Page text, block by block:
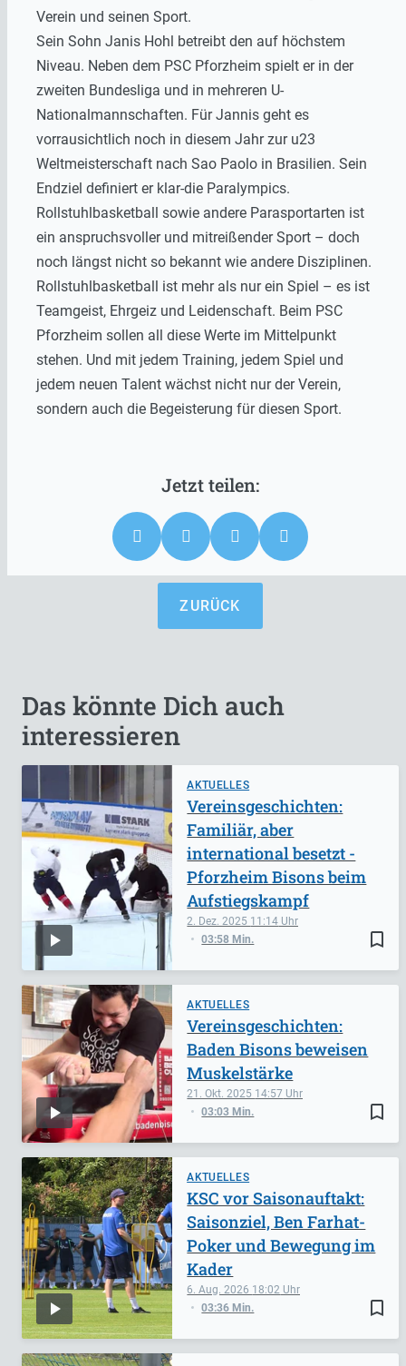
Verein und seinen Sport.
Sein Sohn Janis Hohl betreibt den auf höchstem
Niveau. Neben dem PSC Pforzheim spielt er in der
zweiten Bundesliga und in mehreren U-
Nationalmannschaften. Für Jannis geht es
vorrausichtlich noch in diesem Jahr zur u23
Weltmeisterschaft nach Sao Paolo in Brasilien. Sein
Endziel definiert er klar-die Paralympics.
Rollstuhlbasketball sowie andere Parasportarten ist
ein anspruchsvoller und mitreißender Sport – doch
noch längst nicht so bekannt wie andere Disziplinen.
Rollstuhlbasketball ist mehr als nur ein Spiel – es ist
Teamgeist, Ehrgeiz und Leidenschaft. Beim PSC
Pforzheim sollen all diese Werte im Mittelpunkt
stehen. Und mit jedem Training, jedem Spiel und
jedem neuen Talent wächst nicht nur der Verein,
sondern auch die Begeisterung für diesen Sport.
ZURÜCK
Das könnte Dich auch
interessieren
AKTUELLES
bookmark_border
2. Dez. 2025 11:14
03:58 Min.
Vereinsgeschichten:
Familiär, aber
international besetzt -
Pforzheim Bisons beim
Aufstiegskampf
AKTUELLES
bookmark_border
21. Okt. 2025 14:57
03:03 Min.
Vereinsgeschichten:
Baden Bisons beweisen
Muskelstärke
AKTUELLES
bookmark_border
6. Aug. 2026 18:02
03:36 Min.
KSC vor Saisonauftakt:
Saisonziel, Ben Farhat-
Poker und Bewegung im
Kader